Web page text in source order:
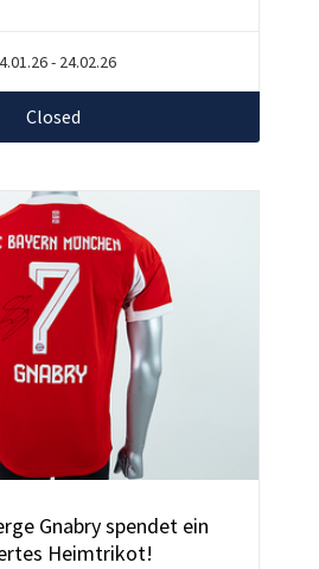
- 24.02.26
Closed
Gnabry spendet ein
Heimtrikot!